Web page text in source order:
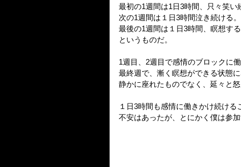
最初の1週間は1日3時間、只々笑い
次の1週間は１日3時間泣き続ける。
最後の1週間は１日3時間、瞑想する
というものだ。
1週目、2週目で感情のブロックに働
最終週で、漸く瞑想ができる状態
静かに座れたものでなく、延々と
１日3時間も感情に働きかけ続け
不安はあったが、とにかく僕は参加